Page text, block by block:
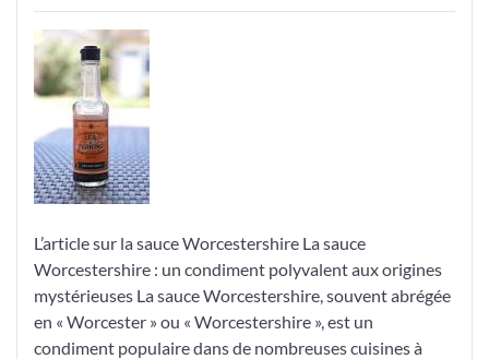
les
Secrets
de
la
Worcestershire
:
Condiment
Incontournable
de
la
Cuisine
L’article sur la sauce Worcestershire La sauce
Worcestershire : un condiment polyvalent aux origines
mystérieuses La sauce Worcestershire, souvent abrégée
en « Worcester » ou « Worcestershire », est un
condiment populaire dans de nombreuses cuisines à